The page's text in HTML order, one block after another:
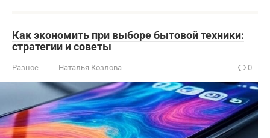
Как экономить при выборе бытовой техники:
стратегии и советы
Разное Наталья Козлова 0